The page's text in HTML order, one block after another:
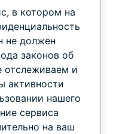
в котором на
не должен
законов об
отслеживаем и
активности
нашего
сервиса
на ваш